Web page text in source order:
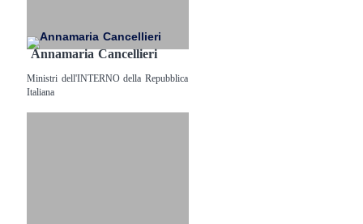
Annamaria Cancellieri
Ministri dell'INTERNO della Repubblica
Italiana